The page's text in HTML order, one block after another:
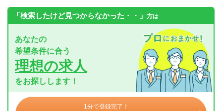
「検索したけど見つからなかった・・」 方は
あなたの
希望条件に合う
理想の求人
をお探しします！
1分で登録完了！